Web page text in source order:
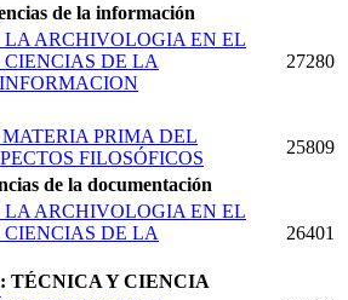
de la información
ARCHIVOLOGIA EN EL
DE LA
27280
PRIMA DEL
FILOSÓFICOS
25809
de la documentación
ARCHIVOLOGIA EN EL
DE LA
26401
TÉCNICA Y CIENCIA